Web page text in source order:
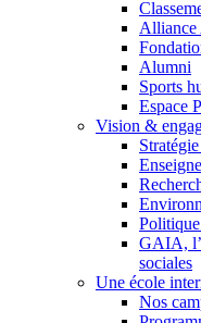
Alliance
Alumni
Sports
Espace
Vision &
GAIA,
sociales
Une école
Nos